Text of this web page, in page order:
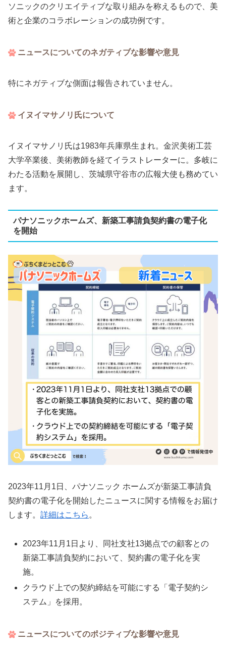
ソニックのクリエイティブな取り組みを称えるもので、美
術と企業のコラボレーションの成功例です。
ニュースについてのネガティブな影響や意見
特にネガティブな側面は報告されていません。
イヌイマサノリ氏について
イヌイマサノリ氏は1983年兵庫県生まれ。金沢美術工芸
大学卒業後、美術教師を経てイラストレーターに。多岐に
わたる活動を展開し、茨城県守谷市の広報大使も務めてい
ます。
パナソニックホームズ、新築工事請負契約書の電子化
を開始
2023年11月1日、パナソニック ホームズが新築工事請負
契約書の電子化を開始したニュースに関する情報をお届け
します。 詳細はこちら 。
2023年11月1日より、同社支社13拠点での顧客との
新築工事請負契約において、契約書の電子化を実
施。
クラウド上での契約締結を可能にする「電子契約シ
ステム」を採用。
ニュースについてのポジティブな影響や意見